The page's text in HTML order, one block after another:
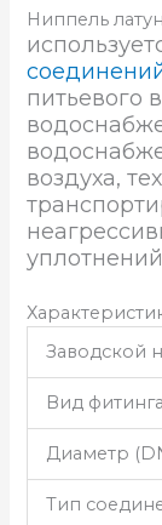
Ниппель
питьевого
воздуха,
неагрессив
Заводской
Вид фитинга
Диаметр
Тип